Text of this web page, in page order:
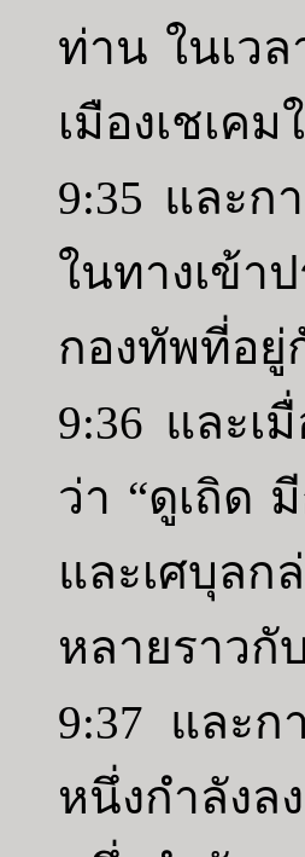
ท่าน ในเว
เมืองเชเคม
9:35 และก
ในทางเข้
กองทัพที่อยู่
9:36 และเ
ว่า “ดูเถิด
และเศบุลก
หลายราวกั
9:37 และก
หนึ่งกำลัง